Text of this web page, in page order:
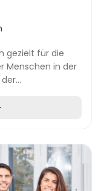
gezielt für die
Menschen in der
der